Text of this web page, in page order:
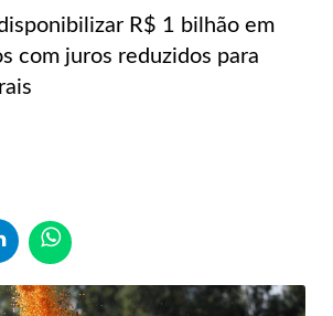
R$ 1 bilhão em
com juros reduzidos para